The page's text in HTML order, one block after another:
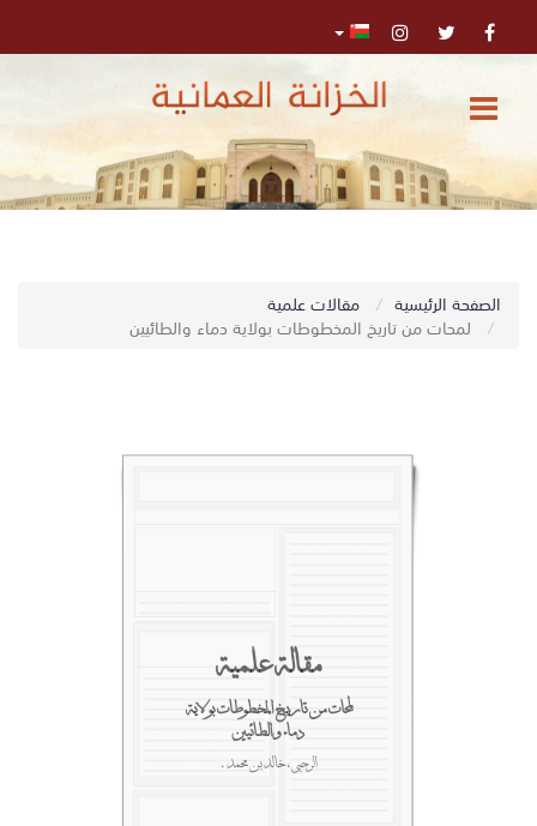
المركز
الإعلامي
معنا الصفحة الرئيسية مقالات علمية
لمحات من تاريخ المخطوطات بولاية دماء والطائيين
مقالة علمية
لمحات من تاريخ المخطوطات بولاية
دماء والطائيين
الرحبي، خالد بن محمد.